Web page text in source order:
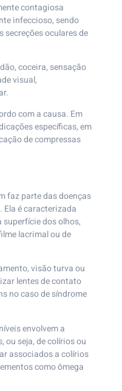
contagiosa
infeccioso, sendo
oculares de
coceira, sensação
visual,
com a causa. Em
específicas, em
de compressas
faz parte das doenças
é caracterizada
dos olhos,
lacrimal ou de
visão turva ou
lentes de contato
no caso de síndrome
envolvem a
seja, de colírios ou
associados a colírios
como ômega